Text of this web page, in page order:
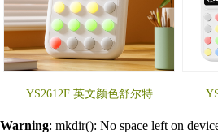
YS2612F 英文颜色舒尔特
Warning: mkdir(): No space left on